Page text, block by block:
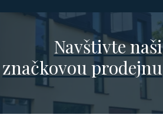
Navštivte naši
značkovou prodejnu